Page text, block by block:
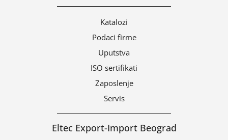
Katalozi
Podaci firme
Uputstva
ISO sertifikati
Zaposlenje
Servis
Eltec Export-Import Beograd